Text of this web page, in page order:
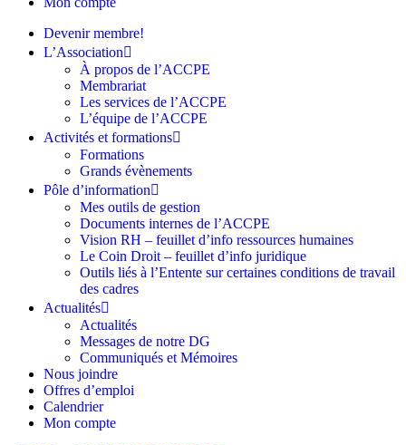
Devenir membre!
L’Association
À propos de l’ACCPE
Membrariat
Les services de l’ACCPE
L’équipe de l’ACCPE
Activités et formations
Formations
Grands évènements
Pôle d’information
Mes outils de gestion
Documents internes de l’ACCPE
Vision RH – feuillet d’info ressources humaines
Le Coin Droit – feuillet d’info juridique
Outils liés à l’Entente sur certaines conditions de travail
des cadres
Actualités
Actualités
Messages de notre DG
Communiqués et Mémoires
Nous joindre
Offres d’emploi
Calendrier
Mon compte